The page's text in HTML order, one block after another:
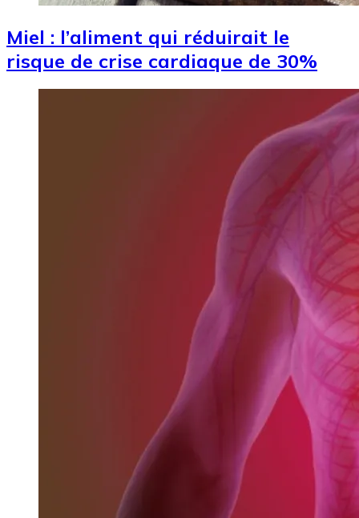
Miel : l’aliment qui réduirait le
risque de crise cardiaque de 30%